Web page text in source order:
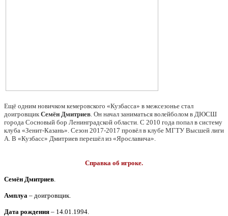
Ещё одним новичком кемеровского «Кузбасса» в межсезонье стал
доигровщикСемён Дмитриев. Он начал заниматься волейболом в ДЮСШ
города Сосновый бор Ленинградской области. С 2010 года попал в систему
клуба «Зенит-Казань». Сезон 2017-2017 провёл в клубе МГТУ Высшей лиги
А. В «Кузбасс» Дмитриев перешёл из «Ярославича».
Справка об игроке.
Семён Дмитриев.
Амплуа – доигровщик.
Дата рождения – 14.01.1994.